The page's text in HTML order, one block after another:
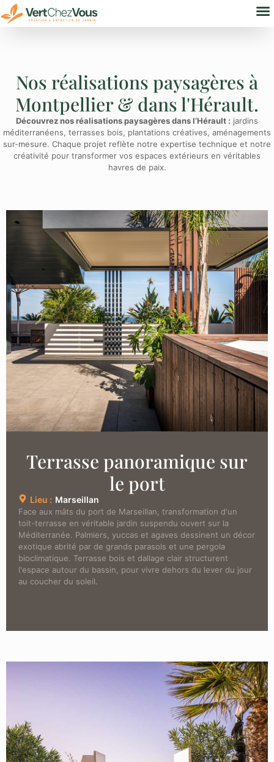
Nos réalisations paysagères à
Montpellier & dans l'Hérault.
Découvrez nos réalisations paysagères dans l’Hérault : jardins
méditerranéens, terrasses bois, plantations créatives, aménagements
sur-mesure. Chaque projet reflète notre expertise technique et notre
créativité pour transformer vos espaces extérieurs en véritables
havres de paix.
Terrasse panoramique sur
le port
Lieu : Marseillan
Face aux mâts du port de Marseillan, transformation d'un
toit-terrasse en véritable jardin suspendu ouvert sur la
Méditerranée. Palmiers, yuccas et agaves dessinent un décor
exotique abrité par de grands parasols et une pergola
bioclimatique. Terrasse bois et dallage clair structurent
l'espace autour du bassin, pour vivre dehors du lever du jour
au coucher du soleil.